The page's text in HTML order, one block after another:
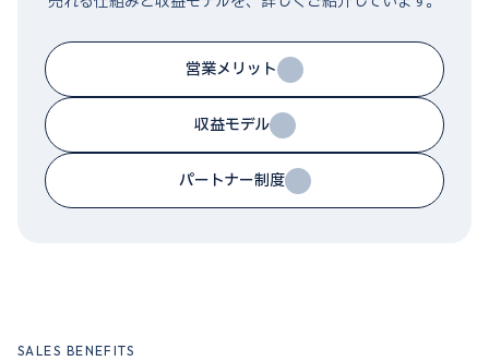
営業メリット
収益モデル
パートナー制度
SALES BENEFITS